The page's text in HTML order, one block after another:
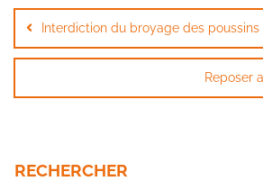
de
l’article
Interdiction du broyage des poussins
Reposer
RECHERCHER